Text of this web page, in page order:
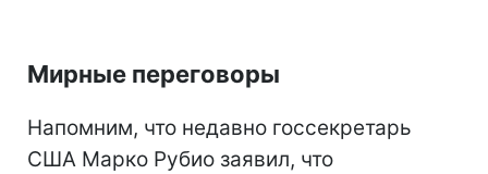
Мирные переговоры
Напомним, что недавно госсекретарь
США Марко Рубио заявил, что